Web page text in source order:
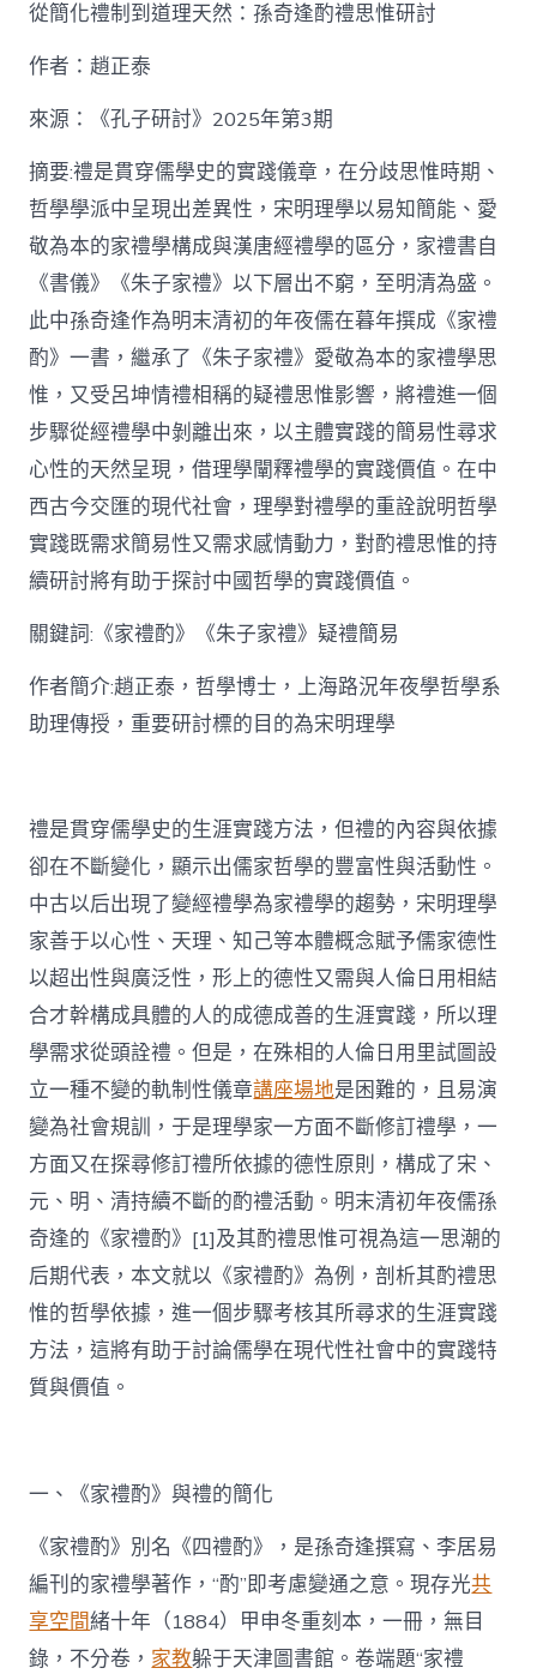
找
空
間】
從
簡
化
禮
制
到
道
理
天
然：
孫
奇
逢
酌
禮
思
中
從簡化禮制到道理天然：孫奇逢酌禮思惟研討
作者：趙正泰
來源：《孔子研討》2025年第3期
摘要:禮是貫穿儒學史的實踐儀章，在分歧思惟時期、
哲學學派中呈現出差異性，宋明理學以易知簡能、愛
敬為本的家禮學構成與漢唐經禮學的區分，家禮書自
《書儀》《朱子家禮》以下層出不窮，至明清為盛。
此中孫奇逢作為明末清初的年夜儒在暮年撰成《家禮
酌》一書，繼承了《朱子家禮》愛敬為本的家禮學思
惟，又受呂坤情禮相稱的疑禮思惟影響，將禮進一個
步驟從經禮學中剝離出來，以主體實踐的簡易性尋求
心性的天然呈現，借理學闡釋禮學的實踐價值。在中
西古今交匯的現代社會，理學對禮學的重詮說明哲學
實踐既需求簡易性又需求感情動力，對酌禮思惟的持
續研討將有助于探討中國哲學的實踐價值。
關鍵詞:《家禮酌》《朱子家禮》疑禮簡易
作者簡介:趙正泰，哲學博士，上海路況年夜學哲學系
助理傳授，重要研討標的目的為宋明理學
禮是貫穿儒學史的生涯實踐方法，但禮的內容與依據
卻在不斷變化，顯示出儒家哲學的豐富性與活動性。
中古以后出現了變經禮學為家禮學的趨勢，宋明理學
家善于以心性、天理、知己等本體概念賦予儒家德性
以超出性與廣泛性，形上的德性又需與人倫日用相結
合才幹構成具體的人的成德成善的生涯實踐，所以理
學需求從頭詮禮。但是，在殊相的人倫日用里試圖設
立一種不變的軌制性儀章講座場地是困難的，且易演
變為社會規訓，于是理學家一方面不斷修訂禮學，一
方面又在探尋修訂禮所依據的德性原則，構成了宋、
元、明、清持續不斷的酌禮活動。明末清初年夜儒孫
奇逢的《家禮酌》[1]及其酌禮思惟可視為這一思潮的
后期代表，本文就以《家禮酌》為例，剖析其酌禮思
惟的哲學依據，進一個步驟考核其所尋求的生涯實踐
方法，這將有助于討論儒學在現代性社會中的實踐特
質與價值。
一、《家禮酌》與禮的簡化
《家禮酌》別名《四禮酌》，是孫奇逢撰寫、李居易
編刊的家禮學著作，“酌”即考慮變通之意。現存光共
享空間緒十年（1884）甲申冬重刻本，一冊，無目
錄，不分卷， 家教躲于天津圖書館。卷端題“家禮